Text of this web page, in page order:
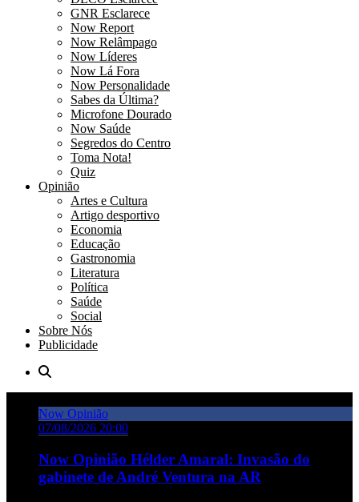
GNR Esclarece
Now Report
Now Relâmpago
Now Líderes
Now Lá Fora
Now Personalidade
Sabes da Última?
Microfone Dourado
Now Saúde
Segredos do Centro
Toma Nota!
Quiz
Opinião
Artes e Cultura
Artigo desportivo
Economia
Educação
Gastronomia
Literatura
Política
Saúde
Social
Sobre Nós
Publicidade
Now Opinião
07/08/2026 20:00
Now Opinião Hélder Amaral: Invasão do
gabinete de André Ventura na AR